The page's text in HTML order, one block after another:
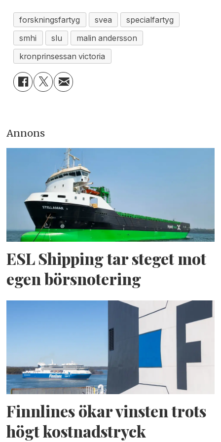
forskningsfartyg svea
specialfartyg
smhi
slu
malin andersson
kronprinsessan victoria
Annons
ESL Shipping tar steget mot
egen börsnotering
Finnlines ökar vinsten trots
högt kostnadstryck